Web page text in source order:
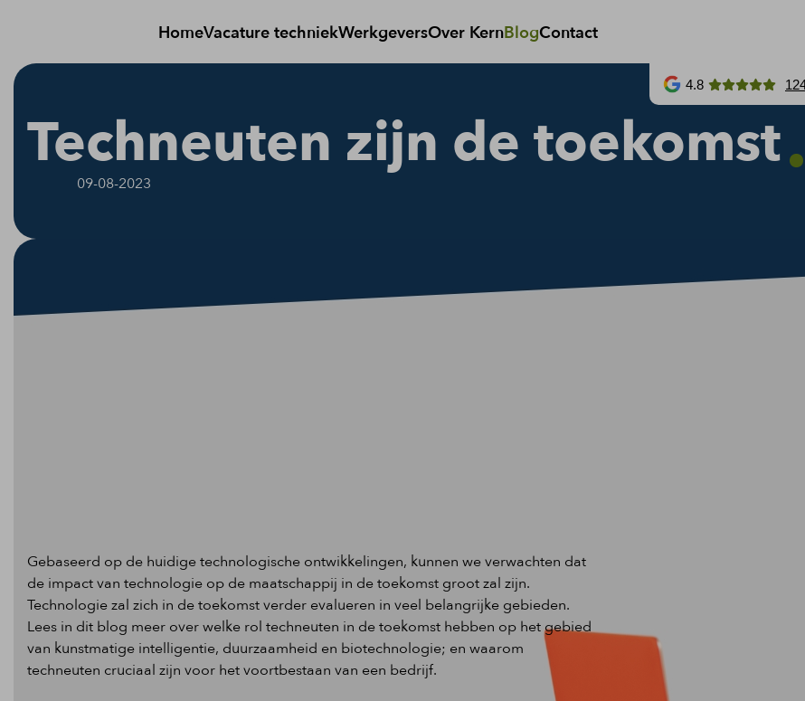
HomeVacature techniekWerkgeversOver KernBlogContact
4.8
Techneuten zijn de toekomst
09-08-2023
Gebaseerd op de huidige technologische ontwikkelingen, kunnen we verwachten dat
de impact van technologie op de maatschappij in de toekomst groot zal zijn.
Technologie zal zich in de toekomst verder evalueren in veel belangrijke gebieden.
Lees in dit blog meer over welke rol techneuten in de toekomst hebben op het gebied
van kunstmatige intelligentie, duurzaamheid en biotechnologie; en waarom
techneuten cruciaal zijn voor het voortbestaan van een bedrijf.